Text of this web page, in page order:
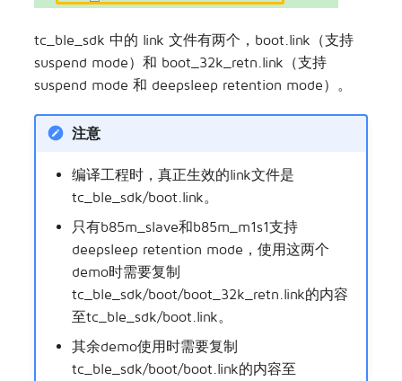
tc_ble_sdk 中的 link 文件有两个，boot.link（支持
suspend mode）和 boot_32k_retn.link（支持
suspend mode 和 deepsleep retention mode）。
注意
编译工程时，真正生效的link文件是
tc_ble_sdk/boot.link。
只有b85m_slave和b85m_m1s1支持
deepsleep retention mode，使用这两个
demo时需要复制
tc_ble_sdk/boot/boot_32k_retn.link的内容
至tc_ble_sdk/boot.link。
其余demo使用时需要复制
tc_ble_sdk/boot/boot.link的内容至